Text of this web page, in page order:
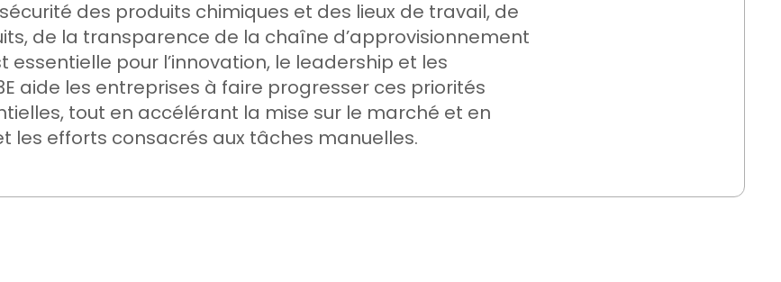
des produits chimiques et des lieux de travail, de
de la transparence de la chaîne d’approvisionnement
essentielle pour l’innovation, le leadership et les
aide les entreprises à faire progresser ces priorités
tout en accélérant la mise sur le marché et en
les efforts consacrés aux tâches manuelles.